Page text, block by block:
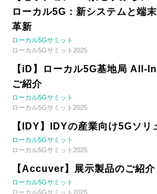
ローカル5G：新システムと端
革新
ローカル5Gサミット
ローカル5Gサミット2025
【iD】ローカル5G基地局 All-
ご紹介
ローカル5Gサミット
ローカル5Gサミット2025
【IDY】IDYの産業向け5Gソリ
ローカル5Gサミット
ローカル5Gサミット2025
【Accuver】展示製品のご紹介
ローカル5Gサミット
ローカル5Gサミット2025